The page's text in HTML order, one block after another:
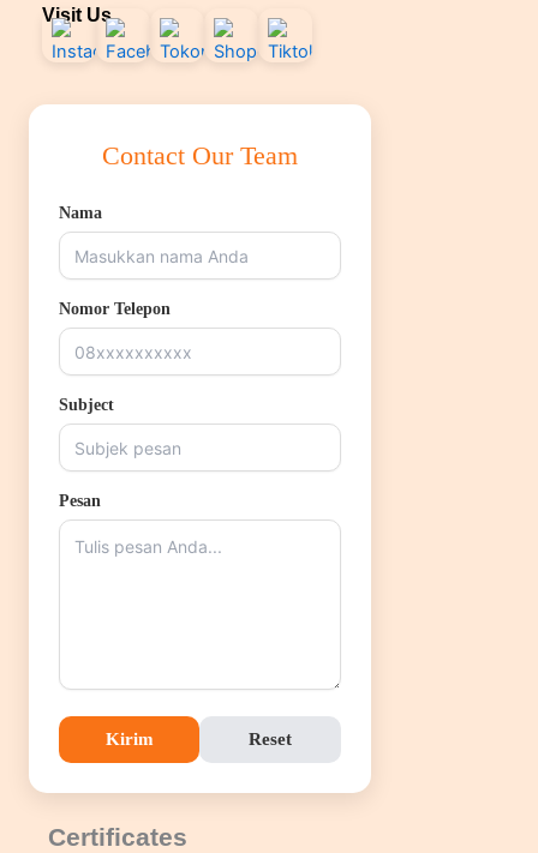
Visit Us
Contact Our Team
Nama
Nomor Telepon
Subject
Pesan
Kirim Reset
Certificates